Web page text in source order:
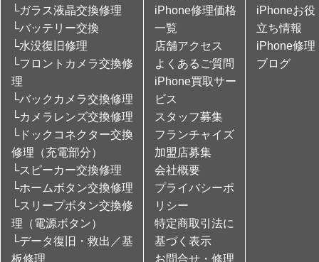
└ガラス液晶交換修理
└バッテリー交換
└水没復旧修理
└フロントカメラ交換修
理
└バックカメラ交換修理
└カメラレンズ交換修理
└ドックコネクター交換
修理（充電部分）
└スピーカー交換修理
└ホームボタン交換修理
└スリープボタン交換修
理（電源ボタン）
└データ復旧・救出／基
板修理
iPhone修理価格
一覧
店舗アクセス
よくあるご質問
iPhone買取サー
ビス
スタッフ募集
フランチャイズ
加盟店募集
会社概要
プライバシーポ
リシー
特定商取引法に
基づく表示
お問合せ・修理
iPhoneお役
立ち情報
iPhone修理
ブログ